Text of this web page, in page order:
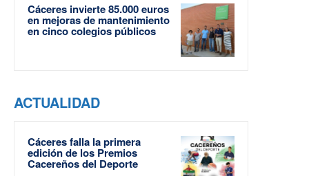
Cáceres invierte 85.000 euros
en mejoras de mantenimiento
en cinco colegios públicos
ACTUALIDAD
Cáceres falla la primera
edición de los Premios
Cacereños del Deporte